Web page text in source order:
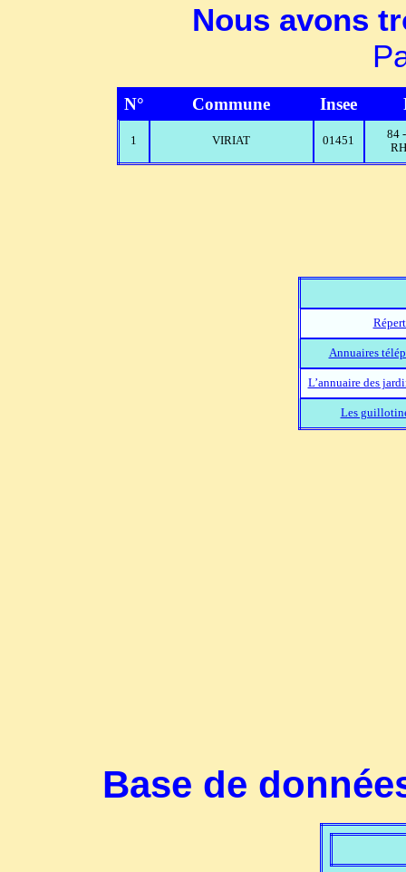
Nous avons
N° Commune Insee
1 VIRIAT 01451
84
Annuaires
L’annuaire des
Les
Base de